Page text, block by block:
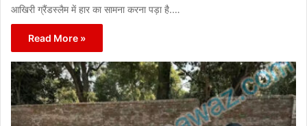
आखिरी ग्रैंडस्लैम में हार का सामना करना पड़ा है.…
Read More »